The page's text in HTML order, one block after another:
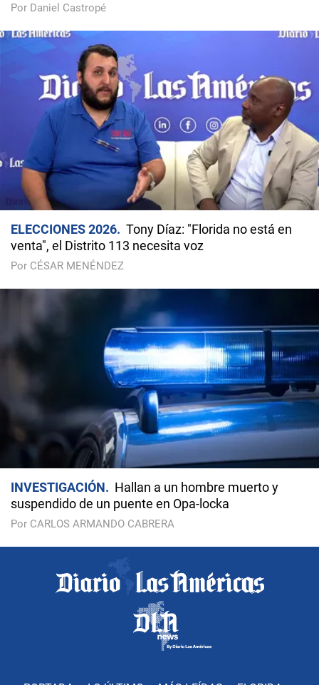
Por Daniel Castropé
ELECCIONES 2026
Tony Díaz: "Florida no está en
venta", el Distrito 113 necesita voz
Por CÉSAR MENÉNDEZ
INVESTIGACIÓN
Hallan a un hombre muerto y
suspendido de un puente en Opa-locka
Por CARLOS ARMANDO CABRERA